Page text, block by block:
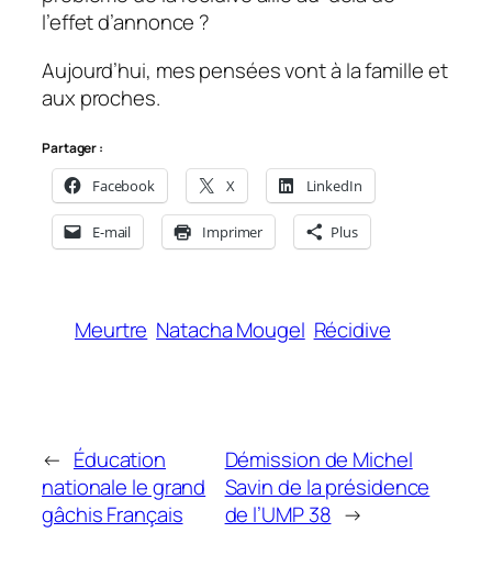
l’effet d’annonce ?
Aujourd’hui, mes pensées vont à la famille et
aux proches.
Partager :
Facebook X LinkedIn
E-mail Imprimer Plus
Meurtre Natacha Mougel Récidive
← Éducation
nationale le grand
gâchis Français
Démission de Michel
Savin de la présidence
de l’UMP 38 →